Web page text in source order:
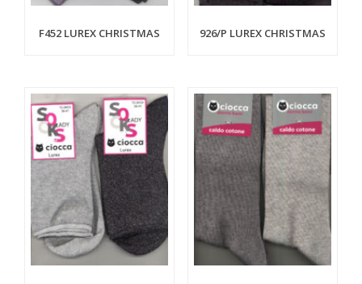
F452 LUREX CHRISTMAS 926/P LUREX CHRISTMAS